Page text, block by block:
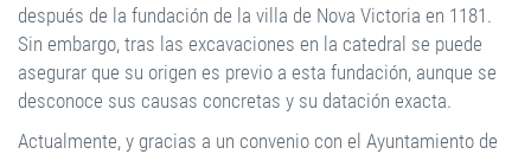
después de la fundación de la villa de Nova Victoria en 1181.
Sin embargo, tras las excavaciones en la catedral se puede
asegurar que su origen es previo a esta fundación, aunque se
desconoce sus causas concretas y su datación exacta.
Actualmente, y gracias a un convenio con el Ayuntamiento de